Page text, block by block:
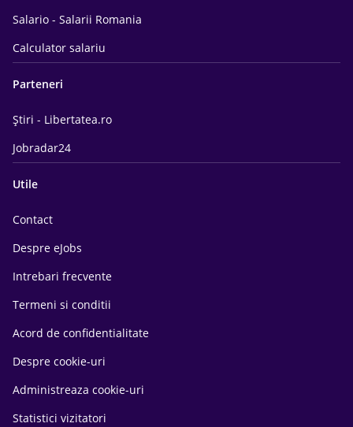
Salario - Salarii Romania
Calculator salariu
Parteneri
Știri - Libertatea.ro
Jobradar24
Utile
Contact
Despre eJobs
Intrebari frecvente
Termeni si conditii
Acord de confidentialitate
Despre cookie-uri
Administreaza cookie-uri
Statistici vizitatori